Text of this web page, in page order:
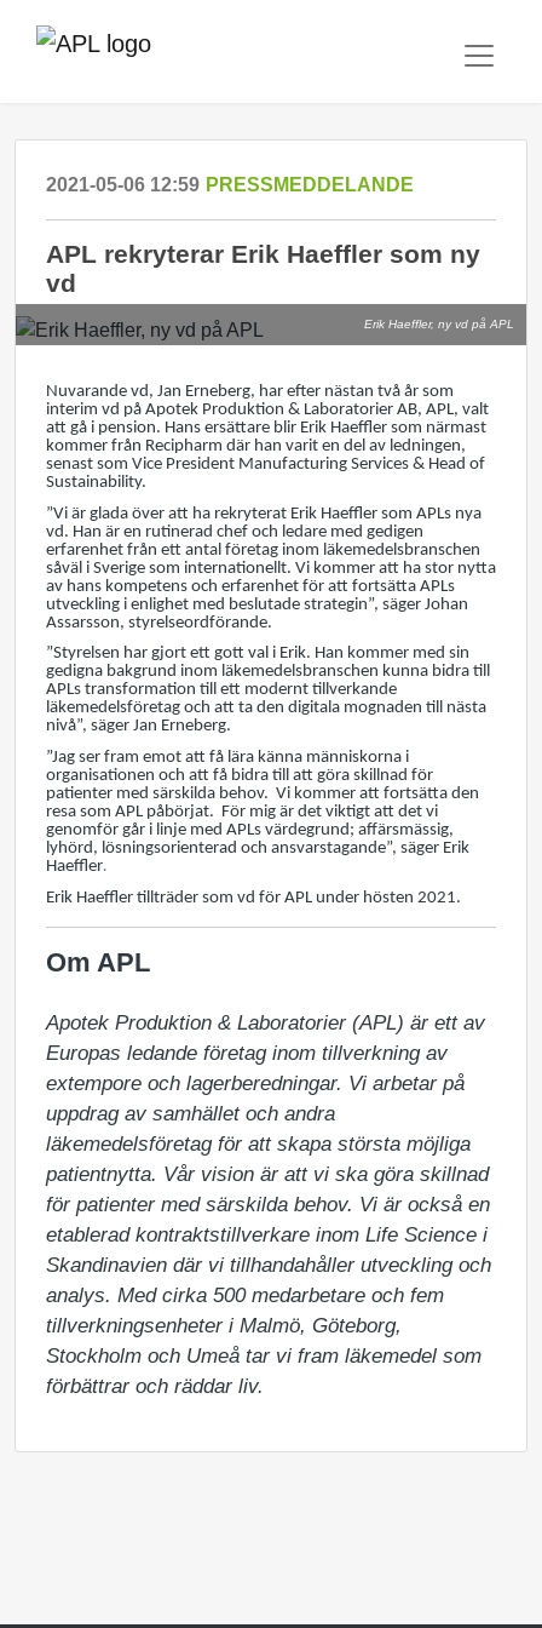
2021-05-06 12:59 PRESSMEDDELANDE
APL rekryterar Erik Haeffler som ny
vd
Erik Haeffler, ny vd på APL
Nuvarande vd, Jan Erneberg, har efter nästan två år som
interim vd på Apotek Produktion & Laboratorier AB, APL, valt
att gå i pension. Hans ersättare blir Erik Haeffler som närmast
kommer från Recipharm där han varit en del av ledningen,
senast som Vice President Manufacturing Services & Head of
Sustainability.
”Vi är glada över att ha rekryterat Erik Haeffler som APLs nya
vd. Han är en rutinerad chef och ledare med gedigen
erfarenhet från ett antal företag inom läkemedelsbranschen
såväl i Sverige som internationellt. Vi kommer att ha stor nytta
av hans kompetens och erfarenhet för att fortsätta APLs
utveckling i enlighet med beslutade strategin”, säger Johan
Assarsson, styrelseordförande.
”Styrelsen har gjort ett gott val i Erik. Han kommer med sin
gedigna bakgrund inom läkemedelsbranschen kunna bidra till
APLs transformation till ett modernt tillverkande
läkemedelsföretag och att ta den digitala mognaden till nästa
nivå”, säger Jan Erneberg.
”Jag ser fram emot att få lära känna människorna i
organisationen och att få bidra till att göra skillnad för
patienter med särskilda behov. Vi kommer att fortsätta den
resa som APL påbörjat. För mig är det viktigt att det vi
genomför går i linje med APLs värdegrund; affärsmässig,
lyhörd, lösningsorienterad och ansvarstagande”, säger Erik
Haeffler.
Erik Haeffler tillträder som vd för APL under hösten 2021.
Om APL
Apotek Produktion & Laboratorier (APL) är ett av
Europas ledande företag inom tillverkning av
extempore och lagerberedningar. Vi arbetar på
uppdrag av samhället och andra
läkemedelsföretag för att skapa största möjliga
patientnytta. Vår vision är att vi ska göra skillnad
för patienter med särskilda behov. Vi är också en
etablerad kontraktstillverkare inom Life Science i
Skandinavien där vi tillhandahåller utveckling och
analys. Med cirka 500 medarbetare och fem
tillverkningsenheter i Malmö, Göteborg,
Stockholm och Umeå tar vi fram läkemedel som
förbättrar och räddar liv.